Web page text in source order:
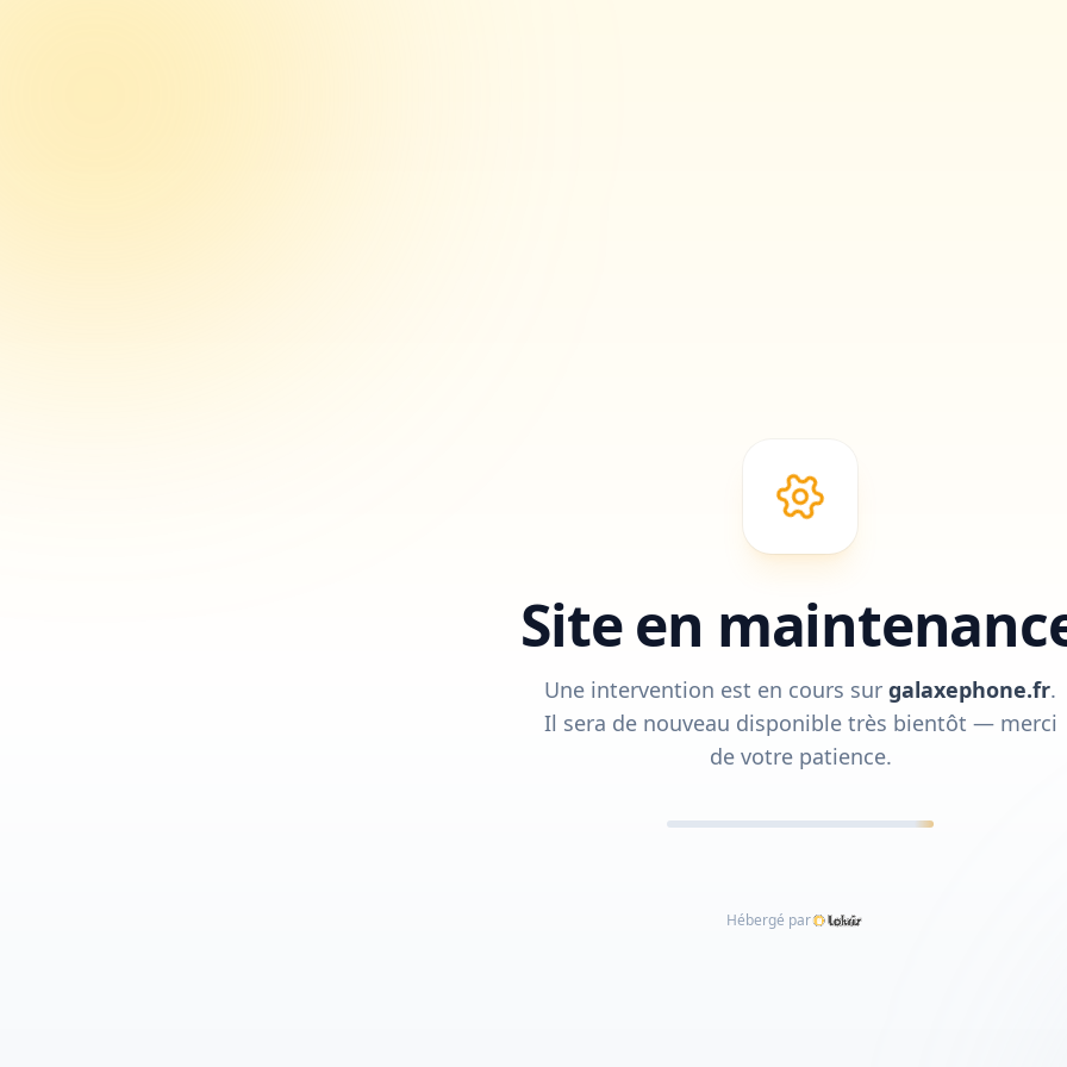
Site en
Une intervention est en cours sur galaxephone.fr.
Il sera de nouveau disponible très bientôt — merci
de votre patience.
Hébergé par